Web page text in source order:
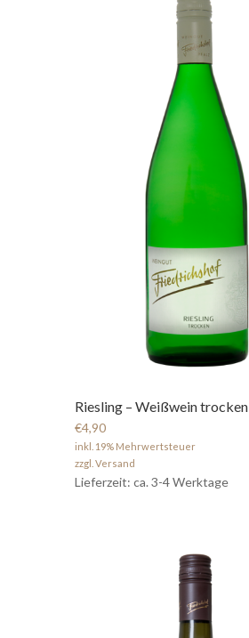
Riesling – Weißwein trocken
€4,90
inkl. 19% Mehrwertsteuer
zzgl. Versand
Lieferzeit: ca. 3-4 Werktage